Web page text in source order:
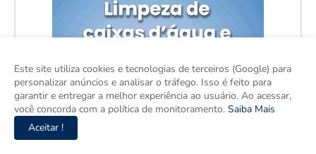
Este site utiliza cookies e tecnologias de terceiros (Google) para
personalizar anúncios e analisar o tráfego. Isso é feito para
garantir e entregar a melhor experiência ao usuário. Ao acessar,
você concorda com a política de monitoramento. Saiba Mais
Aceitar !